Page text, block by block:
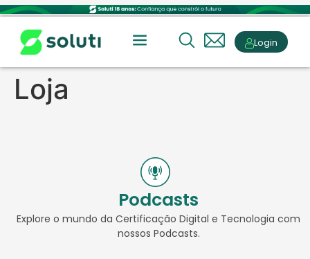
Login
Loja
Podcasts
Explore o mundo da Certificação Digital e Tecnologia com
nossos Podcasts.